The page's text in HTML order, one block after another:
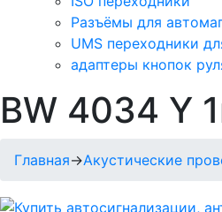
Разъёмы для
UMS переходники
адаптеры кнопок
BW 4034 Y
Главная→Акустические